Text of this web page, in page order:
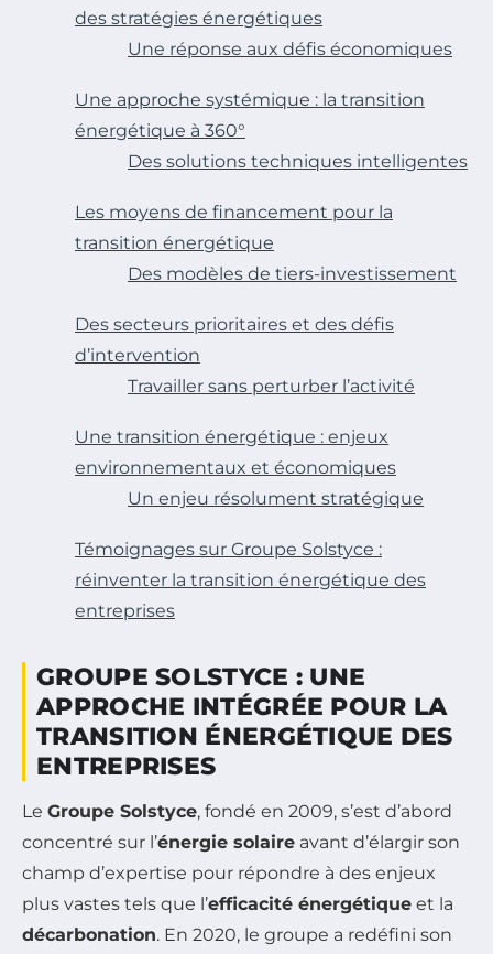
des stratégies énergétiques
Une réponse aux défis économiques
Une approche systémique : la transition
énergétique à 360°
Des solutions techniques intelligentes
Les moyens de financement pour la
transition énergétique
Des modèles de tiers-investissement
Des secteurs prioritaires et des défis
d’intervention
Travailler sans perturber l’activité
Une transition énergétique : enjeux
environnementaux et économiques
Un enjeu résolument stratégique
Témoignages sur Groupe Solstyce :
réinventer la transition énergétique des
entreprises
GROUPE SOLSTYCE : UNE
APPROCHE INTÉGRÉE POUR LA
TRANSITION ÉNERGÉTIQUE DES
ENTREPRISES
Le Groupe Solstyce, fondé en 2009, s’est d’abord
concentré sur l’énergie solaire avant d’élargir son
champ d’expertise pour répondre à des enjeux
plus vastes tels que l’efficacité énergétique et la
décarbonation. En 2020, le groupe a redéfini son